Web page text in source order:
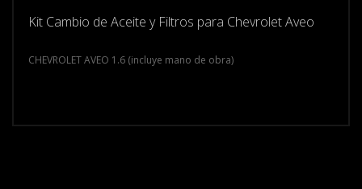
Kit Cambio de Aceite y Filtros para Chevrolet Aveo
CHEVROLET AVEO 1.6 (incluye mano de obra)